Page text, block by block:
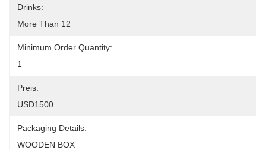
Drinks:
More Than 12
Minimum Order Quantity:
1
Preis:
USD1500
Packaging Details:
WOODEN BOX